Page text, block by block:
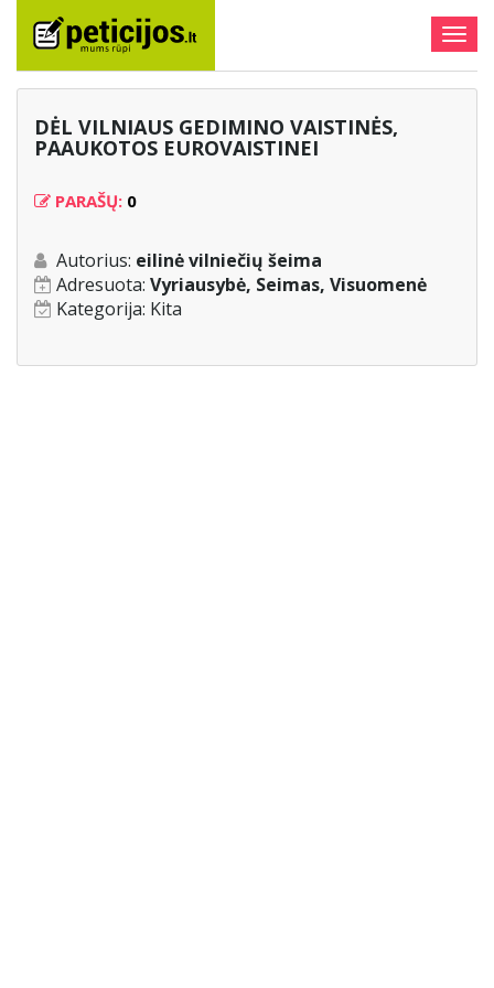
DĖL VILNIAUS GEDIMINO VAISTINĖS,
PAAUKOTOS EUROVAISTINEI
PARAŠŲ: 0
Autorius: eilinė vilniečių šeima
Adresuota: Vyriausybė, Seimas, Visuomenė
Kategorija: Kita